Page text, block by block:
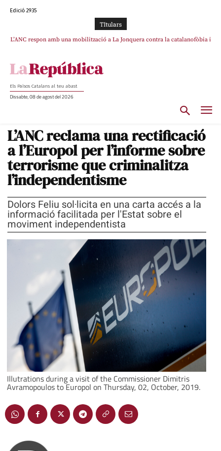
Edició 2935
TItulars
L’ANC respon amb una mobilització a La Jonquera contra la catalanofòbia i
SOS Costa Brava es planta contra la “nefasta” prolongació de la C-32 i
Els Països Catalans al teu abast
Dissabte, 08 de agost del 2026
L’ANC reclama una rectificació
a l’Europol per l’informe sobre
terrorisme que criminalitza
l’independentisme
Dolors Feliu sol·licita en una carta accés a la
informació facilitada per l'Estat sobre el
moviment independentista
Illutrations during a visit of the Commissioner Dimitris
Avramopoulos to Europol on Thursday, 02, October, 2019.